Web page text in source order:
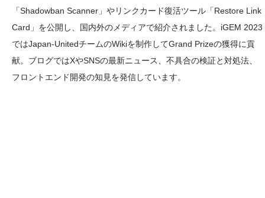
「Shadowban Scanner」やリンクカード復活ツール「Restore Link
Card」を公開し、国内外のメディアで紹介されました。iGEM 2023
ではJapan-UnitedチームのWikiを制作してGrand Prizeの獲得に貢
献。ブログではXやSNSの最新ニュース、不具合の検証と対処法、
フロントエンド開発の知見を発信しています。